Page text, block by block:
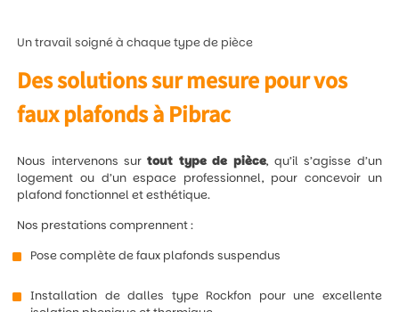
Un travail soigné à chaque type de pièce
Des solutions sur mesure pour vos
faux plafonds à Pibrac
Nous intervenons surtout type de pièce, qu’il s’agisse d’un
logement ou d’un espace professionnel, pour concevoir un
plafond fonctionnel et esthétique.
Nos prestations comprennent :
Pose complète de faux plafonds suspendus
Installation de dalles type Rockfon pour une excellente